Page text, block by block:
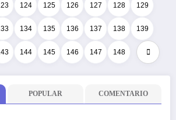
124 125 126 127 128 129
134 135 136 137 138 139
144 145 146 147 148
POPULAR COMENTARIO